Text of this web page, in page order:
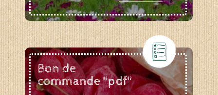
Bon de
commande "pdf"